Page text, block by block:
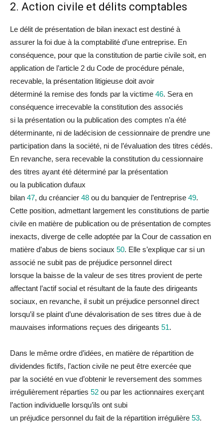
2. Action civile et délits comptables
Le délit de présentation de bilan inexact est destiné à
assurer la foi due à la comptabilité d’une entreprise. En
conséquence, pour que la constitution de partie civile soit, en
application de l’article 2 du Code de procédure pénale,
recevable, la présentation litigieuse doit avoir
déterminé la remise des fonds par la victime 46. Sera en
conséquence irrecevable la constitution des associés
si la présentation ou la publication des comptes n’a été
déterminante, ni de ladécision de cessionnaire de prendre une
participation dans la société, ni de l’évaluation des titres cédés.
En revanche, sera recevable la constitution du cessionnaire
des titres ayant été déterminé par la présentation
ou la publication dufaux
bilan 47, du créancier 48 ou du banquier de l’entreprise 49.
Cette position, admettant largement les constitutions de partie
civile en matière de publication ou de présentation de comptes
inexacts, diverge de celle adoptée par la Cour de cassation en
matière d’abus de biens sociaux 50. Elle s’explique car si un
associé ne subit pas de préjudice personnel direct
lorsque la baisse de la valeur de ses titres provient de perte
affectant l’actif social et résultant de la faute des dirigeants
sociaux, en revanche, il subit un préjudice personnel direct
lorsqu’il se plaint d’une dévalorisation de ses titres due à de
mauvaises informations reçues des dirigeants 51.
Dans le même ordre d’idées, en matière de répartition de
dividendes fictifs, l’action civile ne peut être exercée que
par la société en vue d’obtenir le reversement des sommes
irrégulièrement réparties 52 ou par les actionnaires exerçant
l’action individuelle lorsqu’ils ont subi
un préjudice personnel du fait de la répartition irrégulière 53.